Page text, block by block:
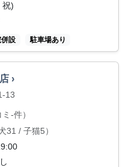
祝)
設 駐車場あり
›
13
ミ-件）
31 / 子猫5）